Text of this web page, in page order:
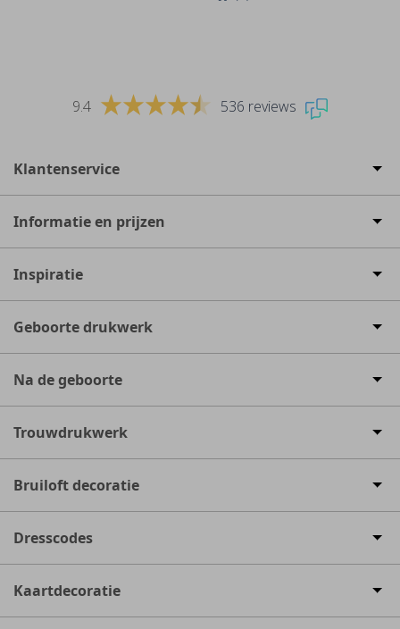
9.4 536 reviews
Klantenservice
Informatie en prijzen
Inspiratie
Geboorte drukwerk
Na de geboorte
Trouwdrukwerk
Bruiloft decoratie
Dresscodes
Kaartdecoratie